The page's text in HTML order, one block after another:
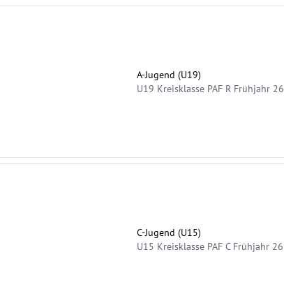
A-Jugend (U19)
U19 Kreisklasse PAF R Frühjahr 26
C-Jugend (U15)
U15 Kreisklasse PAF C Frühjahr 26